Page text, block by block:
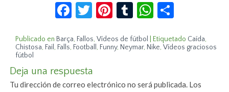
Facebook
Twitter
Pinterest
TumblrWhatsApp
Publicado en Barça, Fallos,Vídeos de fútbol Etiquetado Caída,
Chistosa, Fail, Falls, Football, Funny, Neymar, Nike,Vídeos graciosos
fútbol
Deja una respuesta
Tu dirección de correo electrónico no será publicada. Los